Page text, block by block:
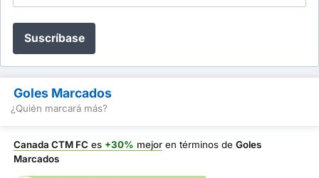
Suscríbase
Goles Marcados
¿Quién marcará más?
Canada CTM FC es +30% mejor en términos de Goles
Marcados